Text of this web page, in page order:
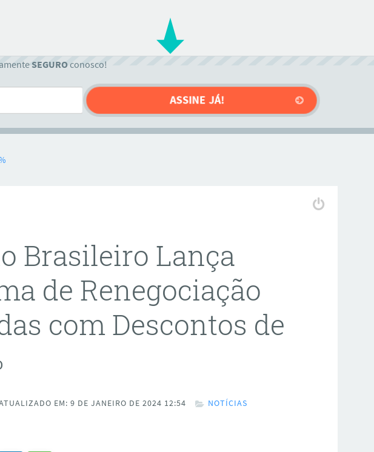
SEGUROconosco!
Brasileiro Lança
de Renegociação
com Descontos de
EM: 9 DE JANEIRO DE 2024 12:54 NOTÍCIAS